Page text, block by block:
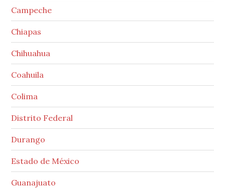
Campeche
Chiapas
Chihuahua
Coahuila
Colima
Distrito Federal
Durango
Estado de México
Guanajuato